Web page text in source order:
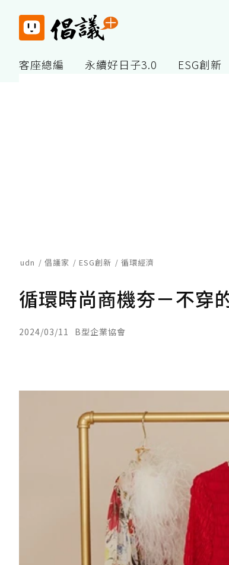
客座總編 永續好日子3.0 ESG創新
udn 倡議家 ESG創新 循環經濟
循環時尚商機夯－不穿
2024/03/11 B型企業協會